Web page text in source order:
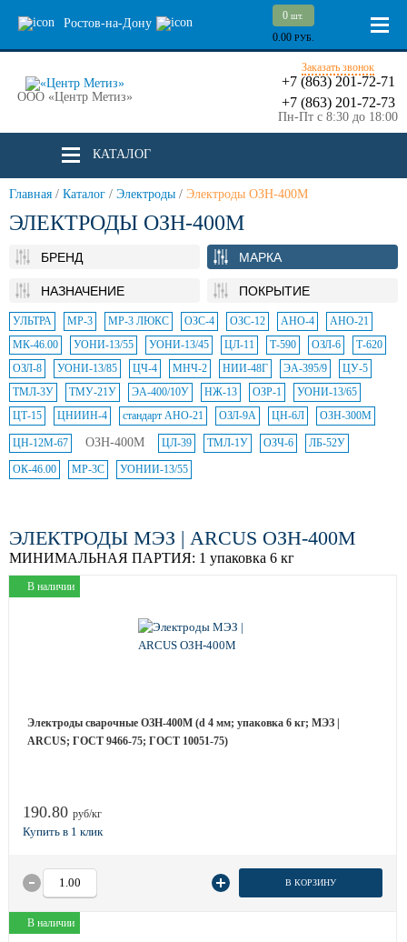
Ростов-на-Дону
0 шт.
0.00 РУБ.
ООО «Центр Метиз»
Заказать звонок
+7 (863) 201-72-71
+7 (863) 201-72-73
Пн-Пт с 8:30 до 18:00
КАТАЛОГ
Главная / Каталог / Электроды / Электроды ОЗН-400М
ЭЛЕКТРОДЫ ОЗН-400М
БРЕНД МАРКА
НАЗНАЧЕНИЕ ПОКРЫТИЕ
УЛЬТРА МР-3 МР-3 ЛЮКС ОЗС-4 ОЗС-12 АНО-4
АНО-21
МК-46.00
УОНИ-13/55 УОНИ-13/45 ЦЛ-11 Т-590 ОЗЛ-6
Т-620
ОЗЛ-8
УОНИ-13/85 ЦЧ-4 МНЧ-2 НИИ-48Г ЭА-395/9
ЦУ-5
ТМЛ-3У
ТМУ-21У ЭА-400/10У НЖ-13 ОЗР-1
УОНИ-13/65
ЦТ-15
ЦНИИН-4 стандарт АНО-21 ОЗЛ-9А ЦН-6Л ОЗН-300М
ЦН-12М-67 ОЗН-400М ЦЛ-39 ТМЛ-1У ОЗЧ-6 ЛБ-52У
ОК-46.00 МР-3С УОНИИ-13/55
ЭЛЕКТРОДЫ МЭЗ | ARCUS ОЗН-400М
МИНИМАЛЬНАЯ ПАРТИЯ: 1 упаковка 6 кг
В наличии
Электроды сварочные ОЗН-400М (d 4 мм; упаковка 6 кг; МЭЗ |
ARCUS; ГОСТ 9466-75; ГОСТ 10051-75)
190.80 руб/кг
В КОРЗИНУ
В наличии